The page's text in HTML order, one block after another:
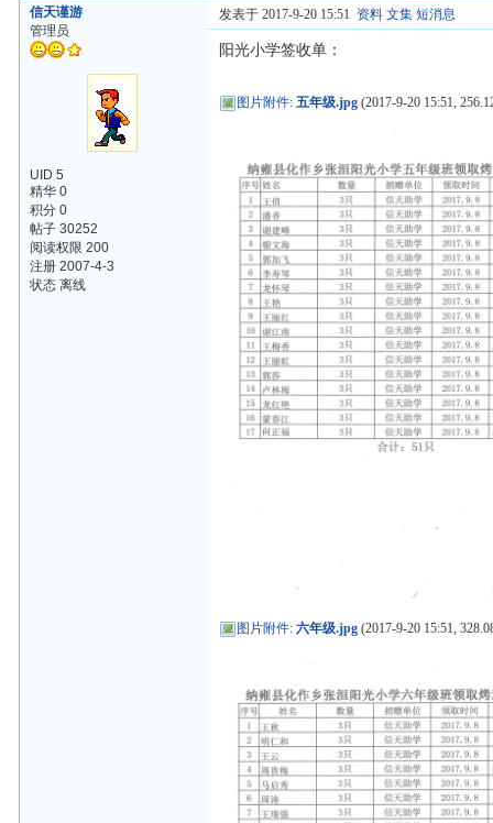
信天谨游
管理员
UID 5
精华 0
积分 0
帖子 30252
阅读权限 200
注册 2007-4-3
状态 离线
发表于 2017-9-20 15:51 资料 文集 短消息
阳光小学签收单：
图片附件:五年级.jpg (2017-9-20 15:51,
图片附件:六年级.jpg (2017-9-20 15:51,